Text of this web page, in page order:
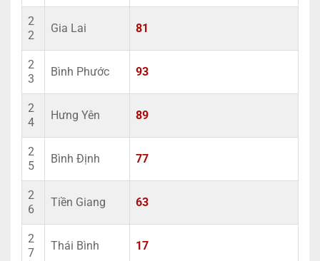
2
2
Gia Lai 81
2
3
Bình Phước 93
2
4
Hưng Yên 89
2
5
Bình Định 77
2
6
Tiền Giang 63
2
7
Thái Bình 17